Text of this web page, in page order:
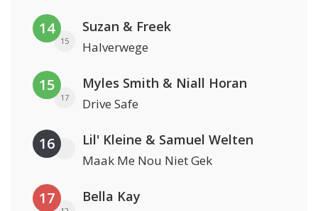
14
15
Suzan & Freek
Halverwege
15
17
Myles Smith & Niall Horan
Drive Safe
16 Lil' Kleine & Samuel Welten
Maak Me Nou Niet Gek
17 Bella Kay